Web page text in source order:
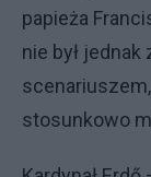
papieża
nie był
stosunkowo